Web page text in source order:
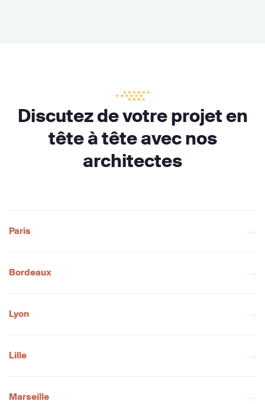
Discutez de votre projet en
tête à tête avec nos
architectes
Paris
Bordeaux
Lyon
Lille
Marseille